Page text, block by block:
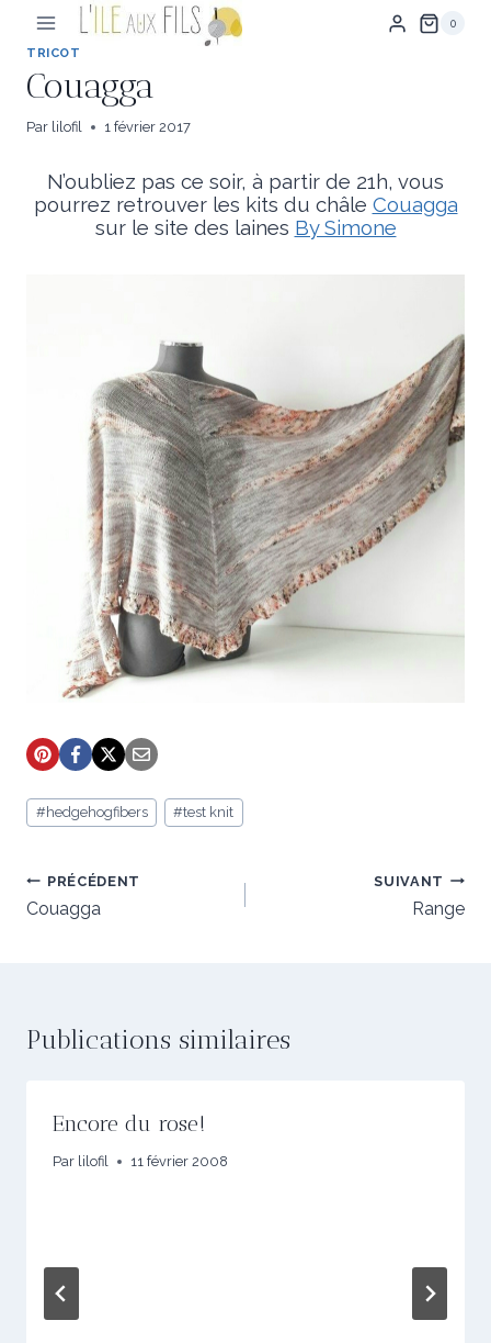
contenu
0
TRICOT
Couagga
Par lilofil 1 février 2017
N’oubliez pas ce soir, à partir de 21h, vous
pourrez retrouver les kits du châle Couagga
sur le site des laines By Simone
Étiquettes
de
#hedgehogfibers #test knit
Navigation
de
PRÉCÉDENT
Couagga
SUIVANT
Range
Publications similaires
Encore du rose!
Par lilofil 11 février 2008